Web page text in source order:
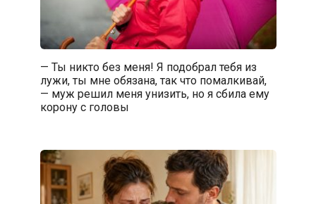
— Ты никто без меня! Я подобрал тебя из
лужи, ты мне обязана, так что помалкивай,
— муж решил меня унизить, но я сбила ему
корону с головы